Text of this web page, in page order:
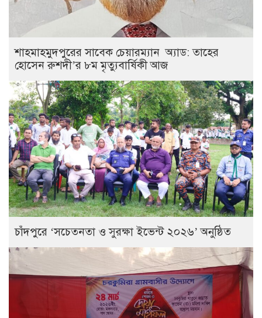
শাহমাহমুদপুরের সাবেক চেয়ারম্যান অ্যাড: তাহের
হোসেন রুশদী’র ৮ম মৃত্যুবার্ষিকী আজ
চাঁদপুরে ‘সচেতনতা ও সুরক্ষা ইভেন্ট ২০২৬’ অনুষ্ঠিত